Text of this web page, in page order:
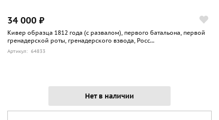
34 000 ₽
Кивер образца 1812 года (с развалом), первого батальона, первой
гренадерской роты, гренадерского взвода, Росс...
Артикул: 64833
Нет в наличии